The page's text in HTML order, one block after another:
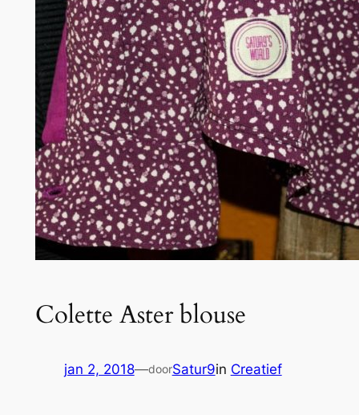
Colette Aster blouse
jan 2, 2018—doorSatur9in Creatief